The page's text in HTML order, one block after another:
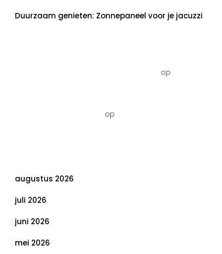
Duurzaam genieten: Zonnepaneel voor je jacuzzi
op
op
augustus 2026
juli 2026
juni 2026
mei 2026